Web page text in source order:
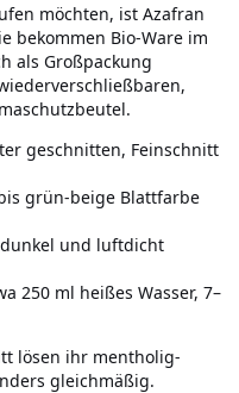
möchten, ist Azafran
bekommen Bio-Ware im
als Großpackung
geschnitten, Feinschnitt
grün-beige Blattfarbe
und luftdicht
250 ml heißes Wasser, 7–
lösen ihr mentholig-
gleichmäßig.